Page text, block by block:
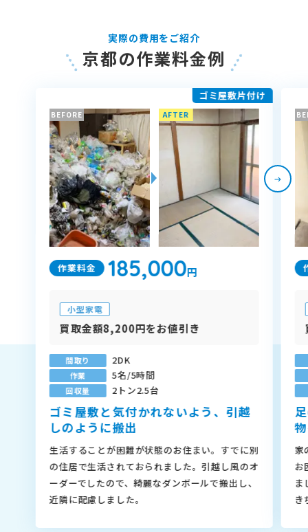
実際の費用をご紹介
京都の作業料金例
ゴミ屋敷片付け
BEFORE AFTER
作業料金 185,000円
小型家電
買取金額8,200円をお値引き
間取り 2DK
作業 5名/5時間
回収量 2トン2.5台
ゴミ屋敷と気付かれないよう、引越
しのように搬出
生活することが困難が状態のお住まい。すでに別
の住居で生活されておられました。引越し風のオ
ーダーでしたので、綺麗なダンボールで搬出し、
近隣に配慮しました。
家
お
ま
き